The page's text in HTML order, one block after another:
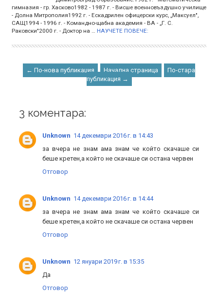
гимназия - гр. Хасково1982 - 1987 г. - Висше военновъздушно училище
- Долна Митрополия1992 г. - Ескадрилен офицерски курс, „Максуел",
САЩ1994 - 1996 г. - Командно-щабна академия - ВА - „Г. С.
Раковски"2000 г. - Доктор на …
НАУЧЕТЕ ПОВЕЧЕ:
← По-нова публикация Начална страница
По-стара
публикация →
3 коментара:
Unknown 14 декември 2016 г. в 14:43
за вчера не знам ама знам че който скачаше си
беше кретен,а който не скачаше си остана червен
Отговор
Unknown 14 декември 2016 г. в 14:44
за вчера не знам ама знам че който скачаше си
беше кретен,а който не скачаше си остана червен
Отговор
Unknown 12 януари 2019 г. в 15:35
Да
Отговор